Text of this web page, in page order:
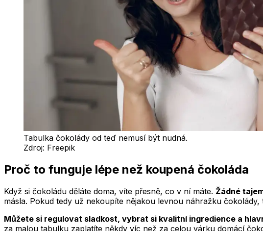
Tabulka čokolády od teď nemusí být nudná.
Zdroj: Freepik
Proč to funguje lépe než koupená čokoláda
Když si čokoládu děláte doma, víte přesně, co v ní máte. Žádné
másla. Pokud tedy už nekoupíte nějakou levnou náhražku čokolády,
Můžete si regulovat sladkost, vybrat si kvalitní ingredience a
za malou tabulku zaplatíte někdy víc než za celou várku domácí